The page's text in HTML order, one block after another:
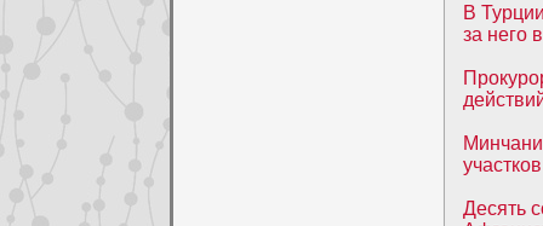
В
за него
Десять